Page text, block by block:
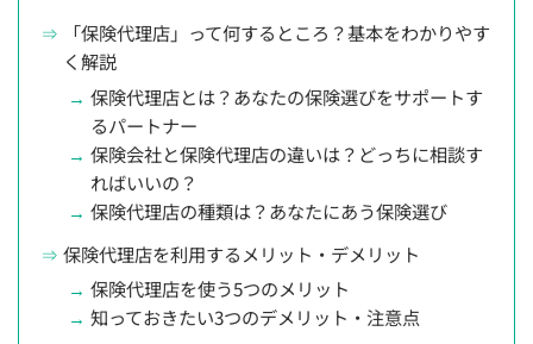
「保険代理店」って何するところ？基本をわかりやす
く解説
保険代理店とは？あなたの保険選びをサポートす
るパートナー
保険会社と保険代理店の違いは？どっちに相談す
ればいいの？
保険代理店の種類は？あなたにあう保険選び
保険代理店を利用するメリット・デメリット
保険代理店を使う5つのメリット
知っておきたい3つのデメリット・注意点